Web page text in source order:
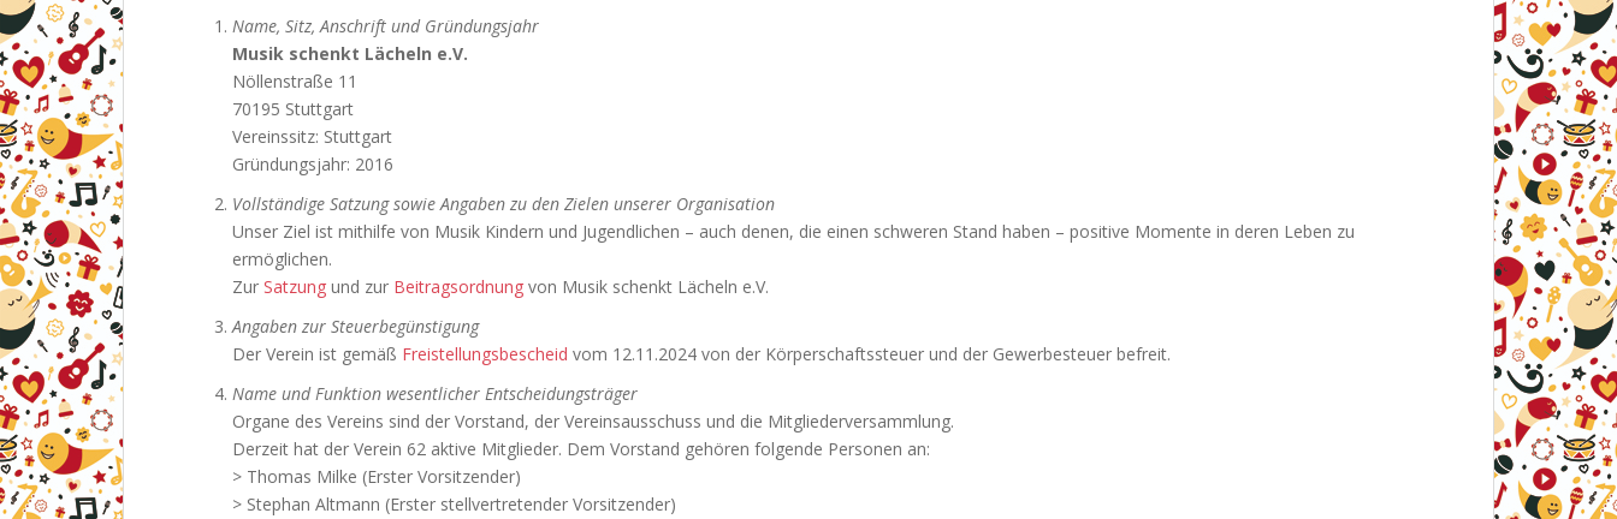
Name, Sitz, Anschrift und Gründungsjahr
Musik schenkt Lächeln e.V.
Nöllenstraße 11
70195 Stuttgart
Vereinssitz: Stuttgart
Gründungsjahr: 2016
Vollständige Satzung sowie Angaben zu den Zielen unserer Organisation
Unser Ziel ist mithilfe von Musik Kindern und Jugendlichen – auch denen, die einen schweren Stand haben – positive Momente in deren Leben zu
ermöglichen.
Zur Satzung und zur Beitragsordnung von Musik schenkt Lächeln e.V.
Angaben zur Steuerbegünstigung
Der Verein ist gemäß Freistellungsbescheid vom 12.11.2024 von der Körperschaftssteuer und der Gewerbesteuer befreit.
Name und Funktion wesentlicher Entscheidungsträger
Organe des Vereins sind der Vorstand, der Vereinsausschuss und die Mitgliederversammlung.
Derzeit hat der Verein 62 aktive Mitglieder. Dem Vorstand gehören folgende Personen an:
> Thomas Milke (Erster Vorsitzender)
> Stephan Altmann (Erster stellvertretender Vorsitzender)